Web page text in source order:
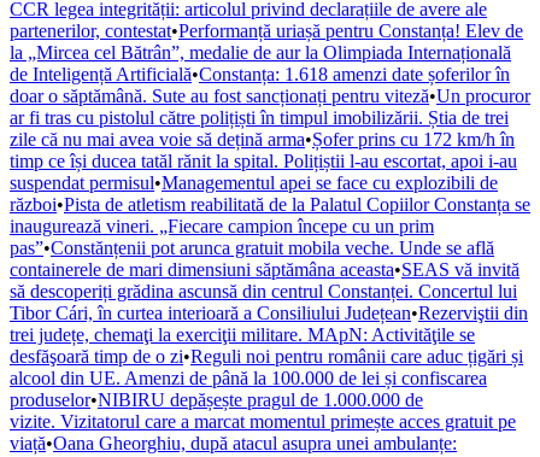
CCR legea integrității: articolul privind declarațiile de avere ale
partenerilor, contestat•Performanță uriașă pentru Constanța! Elev de
la „Mircea cel Bătrân”, medalie de aur la Olimpiada Internațională
de Inteligență Artificială•Constanța: 1.618 amenzi date șoferilor în
doar o săptămână. Sute au fost sancționați pentru viteză•Un procuror
ar fi tras cu pistolul către polițiști în timpul imobilizării. Știa de trei
zile că nu mai avea voie să dețină arma•Șofer prins cu 172 km/h în
timp ce își ducea tatăl rănit la spital. Polițiștii l-au escortat, apoi i-au
suspendat permisul•Managementul apei se face cu explozibili de
război•Pista de atletism reabilitată de la Palatul Copiilor Constanța se
inaugurează vineri. „Fiecare campion începe cu un prim
pas”•Constănțenii pot arunca gratuit mobila veche. Unde se află
containerele de mari dimensiuni săptămâna aceasta•SEAS vă invită
să descoperiți grădina ascunsă din centrul Constanței. Concertul lui
Tibor Cári, în curtea interioară a Consiliului Județean•Rezerviştii din
trei județe, chemaţi la exerciţii militare. MApN: Activităţile se
desfăşoară timp de o zi•Reguli noi pentru românii care aduc țigări și
alcool din UE. Amenzi de până la 100.000 de lei și confiscarea
produselor•NIBIRU depășește pragul de 1.000.000 de
vizite. Vizitatorul care a marcat momentul primește acces gratuit pe
viață•Oana Gheorghiu, după atacul asupra unei ambulanțe: